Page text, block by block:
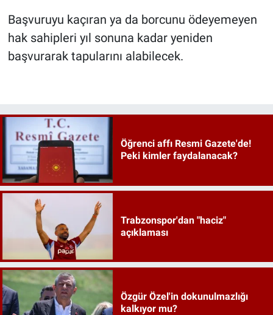
Başvuruyu kaçıran ya da borcunu ödeyemeyen
hak sahipleri yıl sonuna kadar yeniden
başvurarak tapularını alabilecek.
Öğrenci affı Resmi Gazete'de!
Peki kimler faydalanacak?
Trabzonspor'dan "haciz"
açıklaması
Özgür Özel'in dokunulmazlığı
kalkıyor mu?